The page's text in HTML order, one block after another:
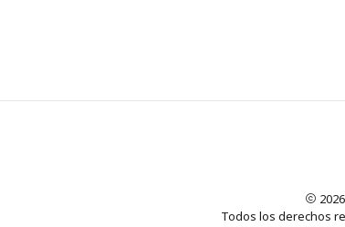
Todos los derechos